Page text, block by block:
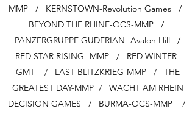
MMP / KERNSTOWN-Revolution Games /
BEYOND THE RHINE-OCS-MMP /
PANZERGRUPPE GUDERIAN -Avalon Hill /
RED STAR RISING -MMP / RED WINTER -
GMT / LAST BLITZKRIEG-MMP / THE
GREATEST DAY-MMP / WACHT AM RHEIN
DECISION GAMES / BURMA-OCS-MMP /